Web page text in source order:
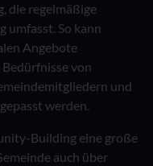
die regelmäßige
umfasst. So kann
Angebote
von
und
werden.
Building eine große
auch über